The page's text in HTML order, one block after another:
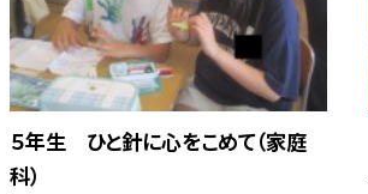
５年生 ひと針に心をこめて（家庭
科）